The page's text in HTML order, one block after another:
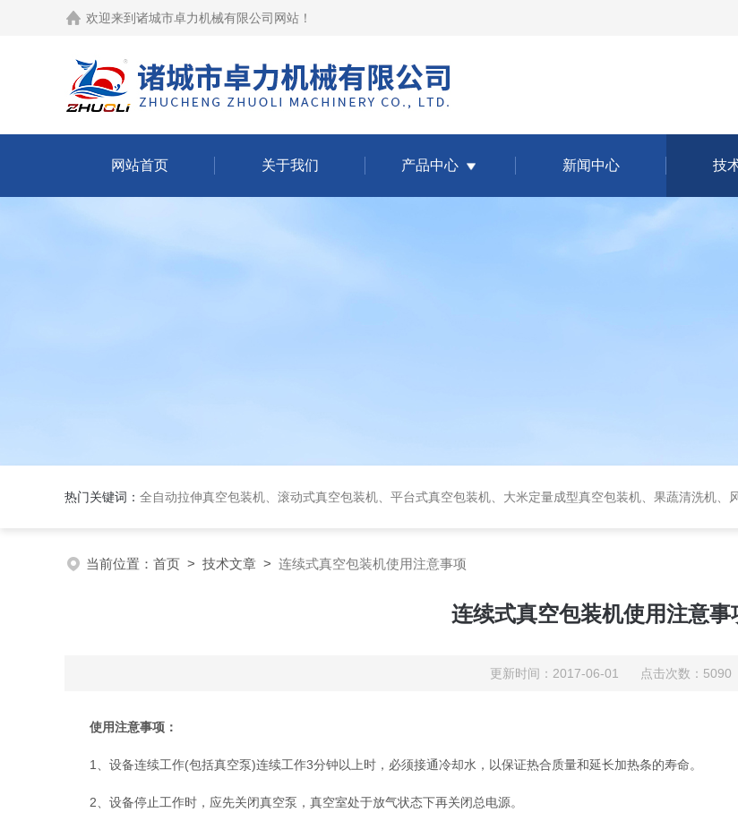
欢迎来到 诸城市卓力机械有限公司网站 ！
网站首页 关于我们 产品中心 新闻中心 技
热门关键词： 全自动拉伸真空包装机、滚动式真空包装机、平台式真空包装机、大米定量成型真空包装机、果蔬清洗机、风干机、巴氏灭菌机、烘干机、输送台、夹层锅、杀菌
当前位置： 首页 > 技术文章 > 连续式真空包装机使用注意事项
连续式真空包装机使用注意事
更新时间：2017-06-01 点击次数：5090
使用注意事项：
1、设备连续工作(包括真空泵)连续工作3分钟以上时，必须接通冷却水，以保证热合质量和延长加热条的寿命。
2、设备停止工作时，应先关闭真空泵，真空室处于放气状态下再关闭总电源。